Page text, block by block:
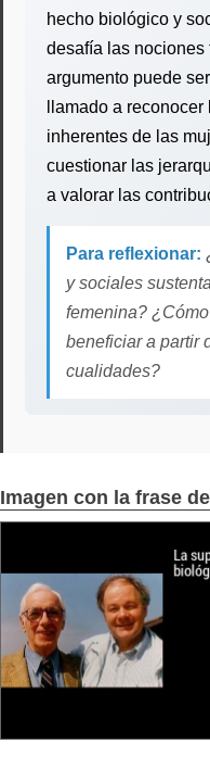
hecho biológico y
desafía las
argumento puede
llamado a
inherentes de las
cuestionar las
a valorar las
Para reflexionar:
y sociales
femenina?
beneficiar a partir
cualidades?
Imagen con la frase